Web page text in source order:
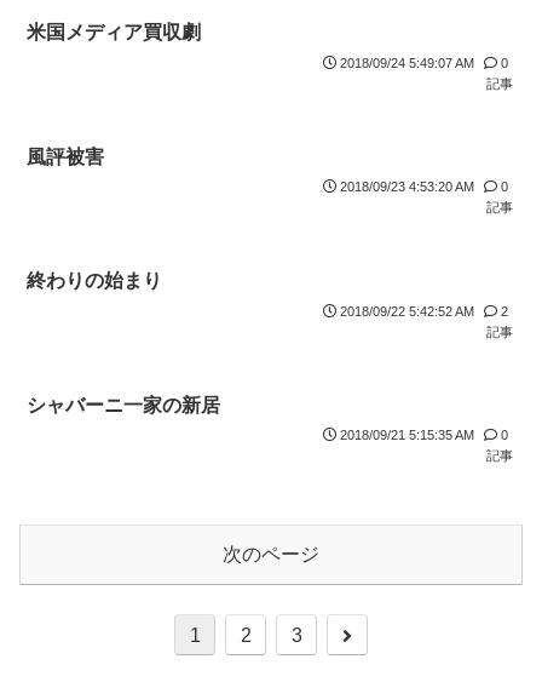
米国メディア買収劇
2018/09/24 5:49:07 AM
0
記事
風評被害
2018/09/23 4:53:20 AM
0
記事
終わりの始まり
2018/09/22 5:42:52 AM
2
記事
シャバーニ一家の新居
2018/09/21 5:15:35 AM
0
記事
次のページ
1 2 3